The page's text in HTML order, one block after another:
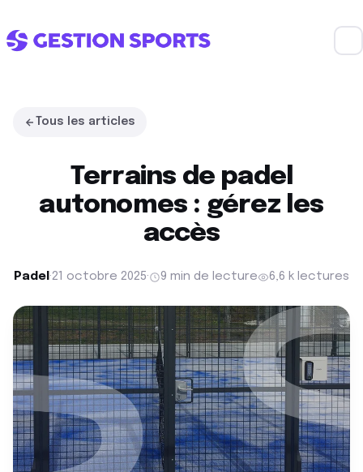
Tous les articles
Terrains de padel
autonomes : gérez les
accès
Padel ·21 octobre 2025· 9 min de lecture 6,6 k lectures